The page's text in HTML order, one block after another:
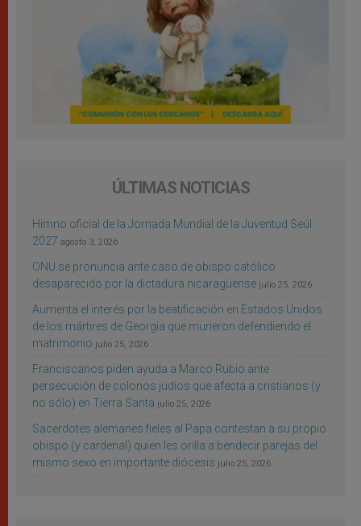
ÚLTIMAS NOTICIAS
Himno oficial de la Jornada Mundial de la Juventud Seúl
2027 agosto 3, 2026
ONU se pronuncia ante caso de obispo católico
desaparecido por la dictadura nicaragüense julio 25, 2026
Aumenta el interés por la beatificación en Estados Unidos
de los mártires de Georgia que murieron defendiendo el
matrimonio julio 25, 2026
Franciscanos piden ayuda a Marco Rubio ante
persecución de colonos judíos que afecta a cristianos (y
no sólo) en Tierra Santa julio 25, 2026
Sacerdotes alemanes fieles al Papa contestan a su propio
obispo (y cardenal) quien les orilla a bendecir parejas del
mismo sexo en importante diócesis julio 25, 2026